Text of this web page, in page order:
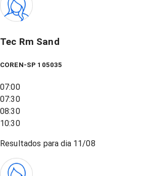
Tec Rm Sand
COREN-SP 105035
07:00
07:30
08:30
10:30
Resultados para dia 11/08